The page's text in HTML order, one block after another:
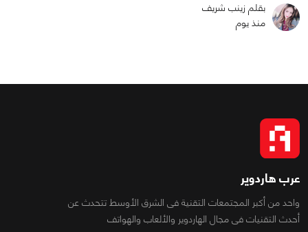
بقلم زينب شريف
منذ يوم
عرب هاردوير
واحد من أكبر المجتمعات التقنية فى الشرق الأوسط تتحدث عن
أحدث التقنيات فى مجال الهاردوير والألعاب والهواتف